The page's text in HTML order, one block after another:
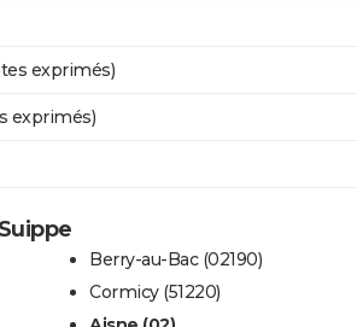
exprimés)
exprimés)
Berry-au-Bac (02190)
Cormicy (51220)